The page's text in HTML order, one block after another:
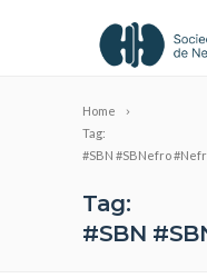
Home
Tag:
#SBN #SBNefro
Tag:
#SBN